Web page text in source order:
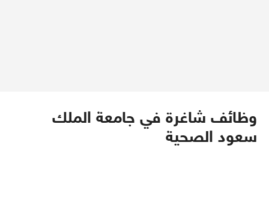
وظائف شاغرة في جامعة الملك
سعود الصحية